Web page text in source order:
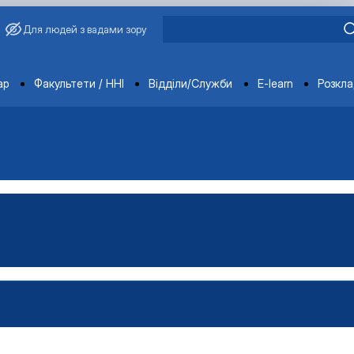
Для людей з вадами зору
Факультети / ННІ Відділи/Служби E-learn
продукц…